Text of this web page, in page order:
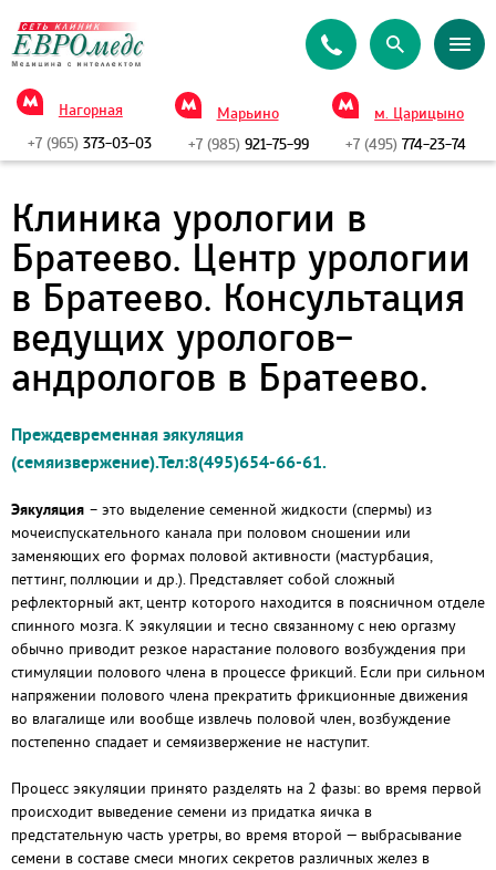
Нагорная
+7 (965) 373-03-03
Марьино
+7 (985)921-75-99
м. Царицыно
+7 (495) 774-23-74
Клиника урологии в
Братеево. Центр урологии
в Братеево. Консультация
ведущих урологов-
андрологов в Братеево.
Преждевременная эякуляция
(семяизвержение).Тел:8(495)654-66-61.
Эякуляция – это выделение семенной жидкости (спермы) из
мочеиспускательного канала при половом сношении или
заменяющих его формах половой активности (мастурбация,
петтинг, поллюции и др.). Представляет собой сложный
рефлекторный акт, центр которого находится в поясничном отделе
спинного мозга. К эякуляции и тесно связанному с нею оргазму
обычно приводит резкое нарастание полового возбуждения при
стимуляции полового члена в процессе фрикций. Если при сильном
напряжении полового члена прекратить фрикционные движения
во влагалище или вообще извлечь половой член, возбуждение
постепенно спадает и семяизвержение не наступит.
Процесс эякуляции принято разделять на 2 фазы: во время первой
происходит выведение семени из придатка яичка в
предстательную часть уретры, во время второй — выбрасывание
семени в составе смеси многих секретов различных желез в